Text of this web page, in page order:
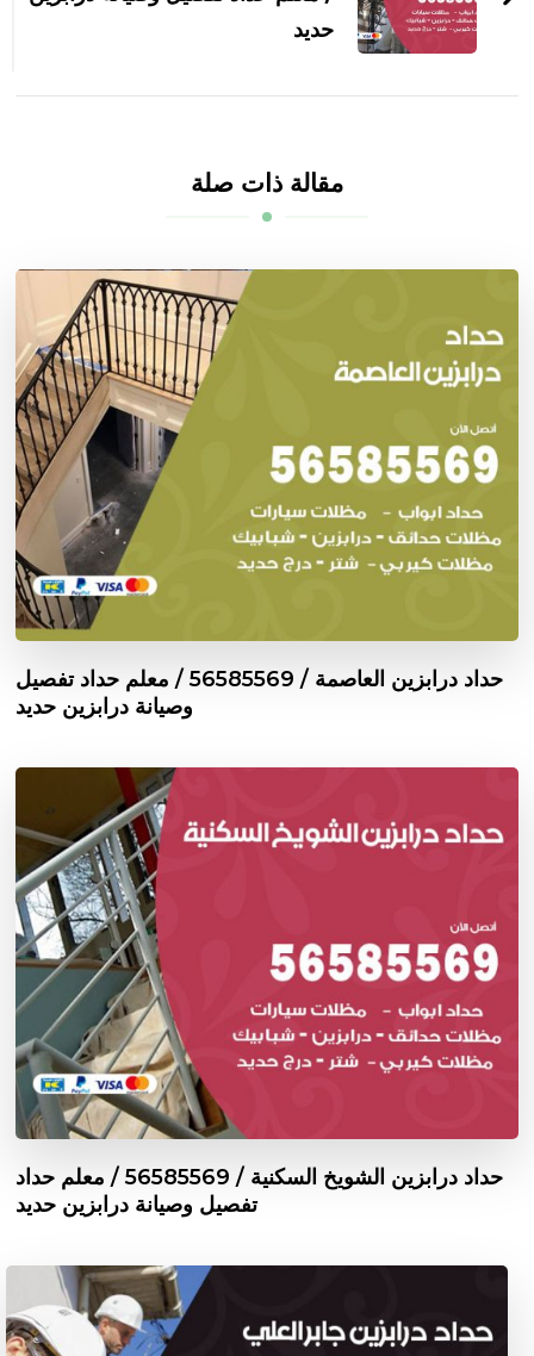
حديد
مقالة ذات صلة
حداد درابزين العاصمة / 56585569 / معلم حداد تفصيل
وصيانة درابزين حديد
حداد درابزين الشويخ السكنية / 56585569 / معلم حداد
تفصيل وصيانة درابزين حديد